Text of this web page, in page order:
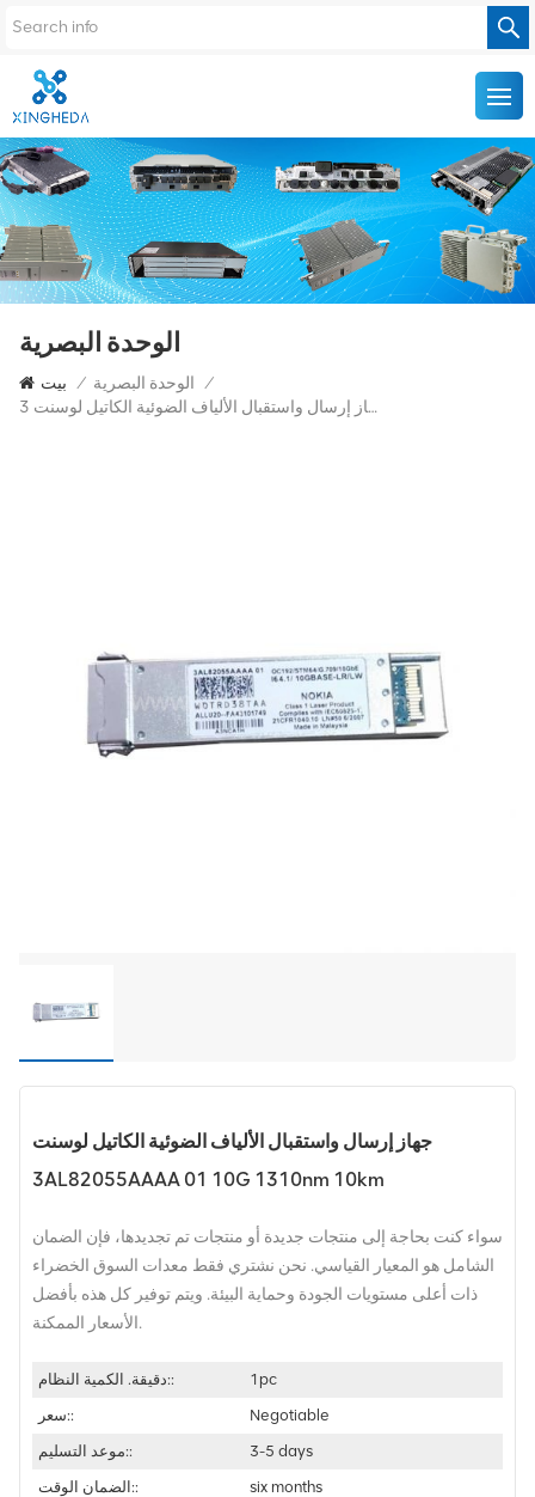
الوحدة البصرية
بيت / الوحدة البصرية /
جهاز إرسال واستقبال الألياف الضوئية الكاتيل لوسنت 3AL82055AAAA 01 10G 1310nm 10km
جهاز إرسال واستقبال الألياف الضوئية الكاتيل لوسنت
3AL82055AAAA 01 10G 1310nm 10km
سواء كنت بحاجة إلى منتجات جديدة أو منتجات تم تجديدها، فإن الضمان
الشامل هو المعيار القياسي. نحن نشتري فقط معدات السوق الخضراء
ذات أعلى مستويات الجودة وحماية البيئة. ويتم توفير كل هذه بأفضل
الأسعار الممكنة.
دقيقة. الكمية النظام::
1pc
سعر::
Negotiable
موعد التسليم::
3-5 days
الضمان الوقت::
six months